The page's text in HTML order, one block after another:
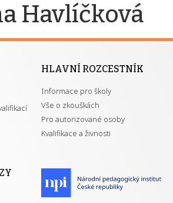
Havlíčková
HLAVNÍ ROZCESTNÍK
Informace pro školy
Vše o zkouškách
Pro autorizované osoby
Kvalifikace a živnosti